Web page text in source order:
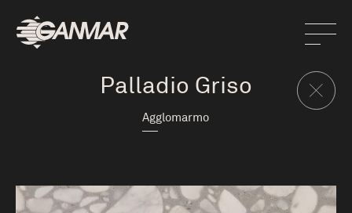
Palladio Griso
Agglomarmo